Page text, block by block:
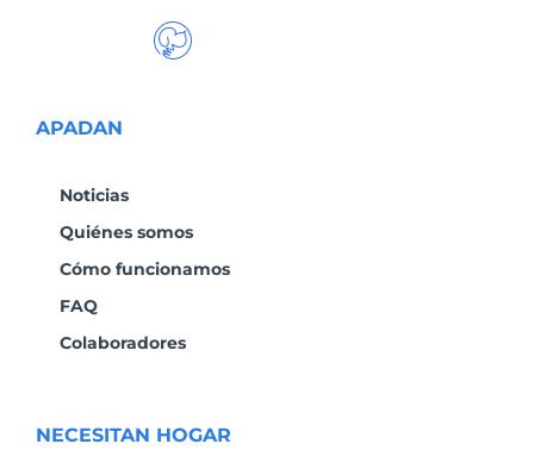
APADAN
Noticias
Quiénes somos
Cómo funcionamos
FAQ
Colaboradores
NECESITAN HOGAR